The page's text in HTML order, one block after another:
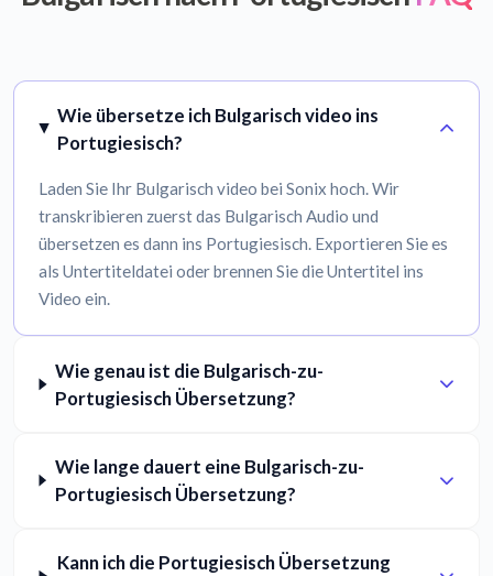
Wie übersetze ich Bulgarisch video ins
Portugiesisch?
Laden Sie Ihr Bulgarisch video bei Sonix hoch. Wir
transkribieren zuerst das Bulgarisch Audio und
übersetzen es dann ins Portugiesisch. Exportieren Sie es
als Untertiteldatei oder brennen Sie die Untertitel ins
Video ein.
Wie genau ist die Bulgarisch-zu-
Portugiesisch Übersetzung?
Wie lange dauert eine Bulgarisch-zu-
Portugiesisch Übersetzung?
Kann ich die Portugiesisch Übersetzung